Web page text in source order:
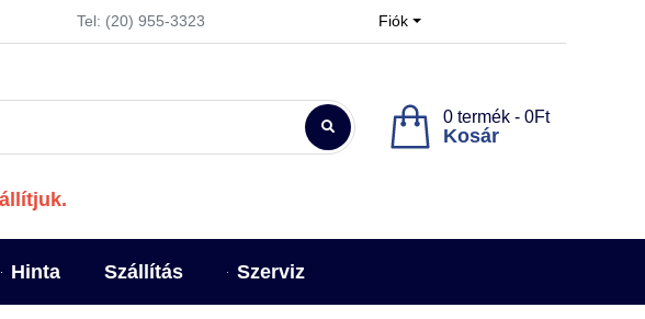
Tel: (20) 955-3323 Fiók
Kosár
0 termék - 0Ft
Hinta Szállítás Szerviz